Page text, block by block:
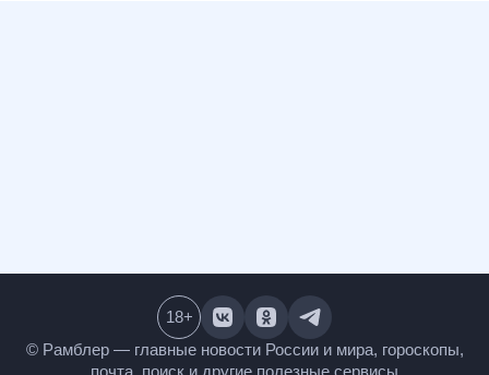
© Рамблер — главные новости России и мира,
18+